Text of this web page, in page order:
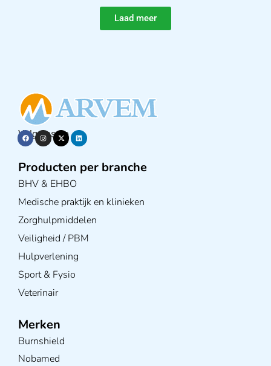
Laad meer
Volg ons op
Producten per branche
BHV & EHBO
Medische praktijk en klinieken
Zorghulpmiddelen
Veiligheid / PBM
Hulpverlening
Sport & Fysio
Veterinair
Merken
Burnshield
Nobamed